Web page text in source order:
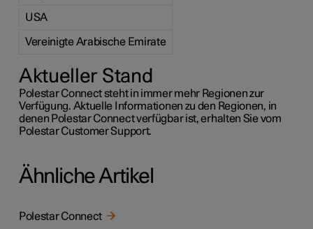
USA
Vereinigte Arabische Emirate
Aktueller Stand
Polestar Connect steht in immer mehr Regionen zur
Verfügung. Aktuelle Informationen zu den Regionen, in
denen Polestar Connect verfügbar ist, erhalten Sie vom
Polestar Customer Support.
Ähnliche Artikel
Polestar Connect